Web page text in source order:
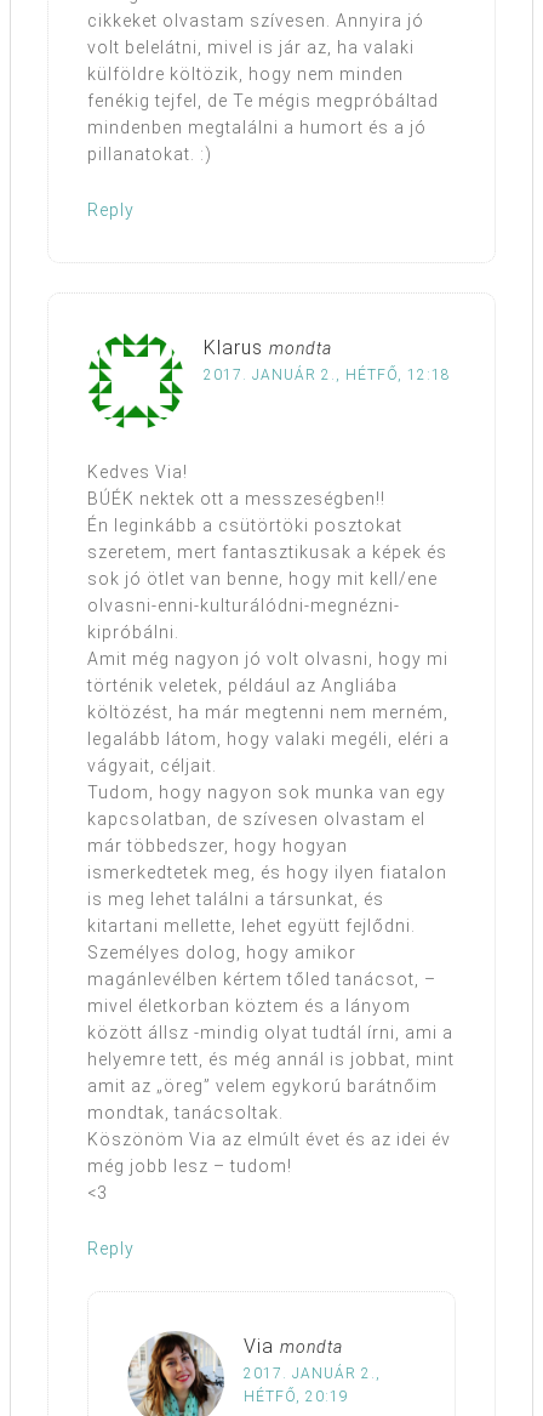
cikkeket olvastam szívesen. Annyira jó
volt belelátni, mivel is jár az, ha valaki
külföldre költözik, hogy nem minden
fenékig tejfel, de Te mégis megpróbáltad
mindenben megtalálni a humort és a jó
pillanatokat. :)
Reply
Klarus mondta
2017. JANUÁR 2., HÉTFŐ, 12:18
Kedves Via!
BÚÉK nektek ott a messzeségben!!
Én leginkább a csütörtöki posztokat
szeretem, mert fantasztikusak a képek és
sok jó ötlet van benne, hogy mit kell/ene
olvasni-enni-kulturálódni-megnézni-
kipróbálni.
Amit még nagyon jó volt olvasni, hogy mi
történik veletek, például az Angliába
költözést, ha már megtenni nem merném,
legalább látom, hogy valaki megéli, eléri a
vágyait, céljait.
Tudom, hogy nagyon sok munka van egy
kapcsolatban, de szívesen olvastam el
már többedszer, hogy hogyan
ismerkedtetek meg, és hogy ilyen fiatalon
is meg lehet találni a társunkat, és
kitartani mellette, lehet együtt fejlődni.
Személyes dolog, hogy amikor
magánlevélben kértem tőled tanácsot, –
mivel életkorban köztem és a lányom
között állsz -mindig olyat tudtál írni, ami a
helyemre tett, és még annál is jobbat, mint
amit az „öreg” velem egykorú barátnőim
mondtak, tanácsoltak.
Köszönöm Via az elmúlt évet és az idei év
még jobb lesz – tudom!
<3
Reply
Via mondta
2017. JANUÁR 2.,
HÉTFŐ, 20:19